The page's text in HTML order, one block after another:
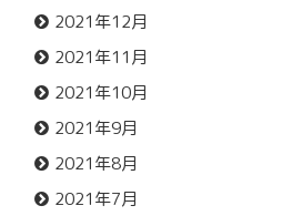
2021年12月
2021年11月
2021年10月
2021年9月
2021年8月
2021年7月